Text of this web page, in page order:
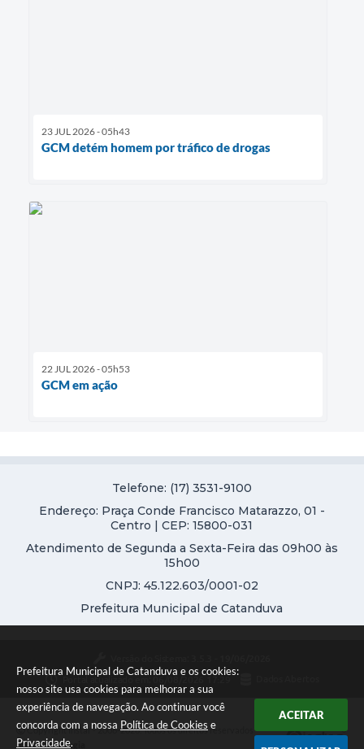
Prefeitura Municipal de Catanduva e os cookies:
nosso site usa cookies para melhorar a sua
experiência de navegação. Ao continuar você
concorda com a nossa Política de Cookies e
Privacidade.
ACEITAR
23 JUL 2026 - 05h43
GCM detém homem por tráfico de drogas
22 JUL 2026 - 05h53
GCM em ação
Telefone: (17) 3531-9100
Endereço: Praça Conde Francisco Matarazzo, 01 -
Centro | CEP: 15800-031
Atendimento de Segunda a Sexta-Feira das 09h00 às
15h00
CNPJ: 45.122.603/0001-02
Prefeitura Municipal de Catanduva
Portal atualizado em:
Copyright Instar - 2006-2026. Todos os direitos reservados -
Instar Tecnologia